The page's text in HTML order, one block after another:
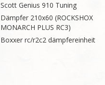
Scott Genius 910 Tuning
Dämpfer 210x60 (ROCKSHOX
MONARCH PLUS RC3)
Boxxer rc/r2c2 dämpfereinheit